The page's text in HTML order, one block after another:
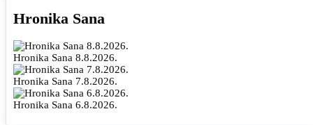
Hronika Sana
Hronika Sana 8.8.2026.
Hronika Sana 7.8.2026.
Hronika Sana 6.8.2026.